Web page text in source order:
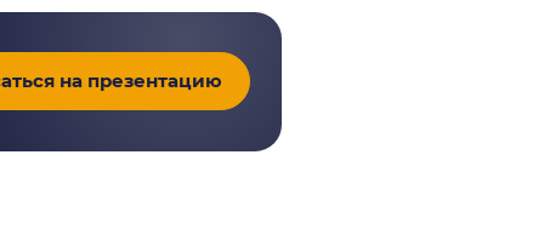
на презентацию